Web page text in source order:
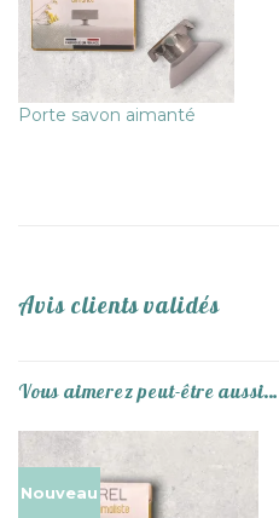
Porte savon aimanté
Avis clients validés
Vous aimerez peut-être aussi…
Nouveau